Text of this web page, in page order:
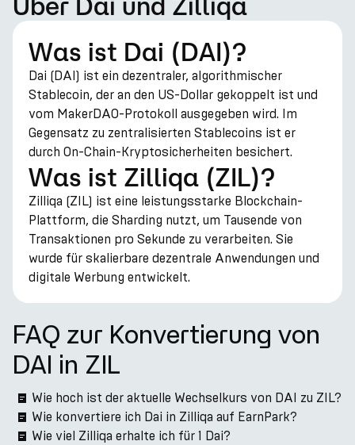
Was ist Dai (DAI)?
Dai (DAI) ist ein dezentraler, algorithmischer
Stablecoin, der an den US-Dollar gekoppelt ist und
vom MakerDAO-Protokoll ausgegeben wird. Im
Gegensatz zu zentralisierten Stablecoins ist er
durch On-Chain-Kryptosicherheiten besichert.
Was ist Zilliqa (ZIL)?
Zilliqa (ZIL) ist eine leistungsstarke Blockchain-
Plattform, die Sharding nutzt, um Tausende von
Transaktionen pro Sekunde zu verarbeiten. Sie
wurde für skalierbare dezentrale Anwendungen und
digitale Werbung entwickelt.
FAQ zur Konvertierung von
DAI in ZIL
Wie hoch ist der aktuelle Wechselkurs von DAI zu ZIL?
Wie konvertiere ich Dai in Zilliqa auf EarnPark?
Wie viel Zilliqa erhalte ich für 1 Dai?